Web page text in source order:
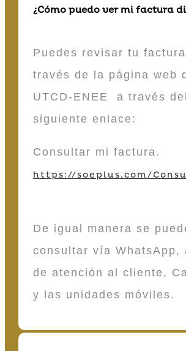
¿Cómo puedo ver mi factura
Puedes revisar tu
través de la página web
UTCD-ENEE a través del
siguiente enlace:
Consultar mi factura.
https://soeplus.com/
De igual manera se
consultar vía WhatsApp,
de atención al cliente,
y las unidades móviles.